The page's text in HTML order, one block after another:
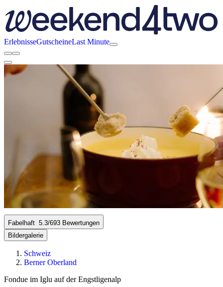
ErlebnisseGutscheineLast Minute
Fabelhaft 5.3/693 Bewertungen
Bildergalerie
Schweiz
Berner Oberland
Fondue im Iglu auf der Engstligenalp